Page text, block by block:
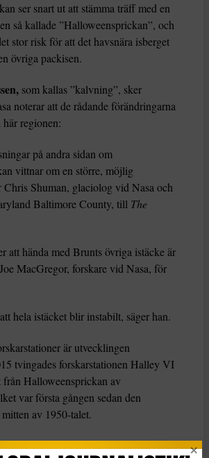
ser snart ut att stämma träff med en
så kallade ”Halloweensprickan”, och
stor risk för att det havsnära isberget
övriga packisen.
som kallas ”kalvning”, sker
noterar att de rådande förändringarna
regionen:
på andra sidan om
vittnar om en större, möjlig
Chris Shuman, glaciolog vid Nasa och
Baltimore County, till The
att hända med Brunts övriga istäcke är
MacGregor, forskare vid Nasa, för
hela istäcket blir instabilt, säger han.
är utvecklingen
tvingades forskarstationen Halley VI
Halloweensprickan av
var första gången sedan den
av 1950-talet.
är det hög tid att bromsa den globala